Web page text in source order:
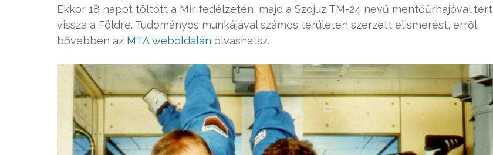
Ekkor 18 napot töltött a Mir fedélzetén, majd a Szojuz TM-24 nevű mentőűrhajóval tért
vissza a Földre. Tudományos munkájával számos területen szerzett elismerést, erről
bővebben az MTA weboldalán olvashatsz.